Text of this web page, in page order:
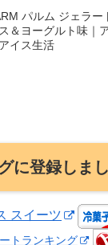
パルム ジェラ
＆ヨーグルト味｜
イス生活
に登録しま
スイーツ
トランキング